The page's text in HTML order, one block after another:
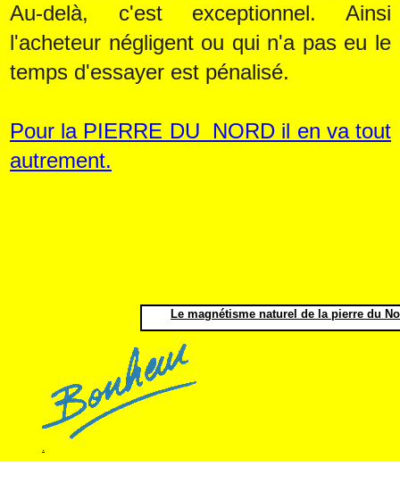
Le magnétisme naturel de la pierre du
Au-delà, c'est exceptionnel. Ainsi
l'acheteur négligent ou qui n'a pas eu le
temps d'essayer est pénalisé.
Pour la PIERRE DU NORD il en va tout
autrement.
.